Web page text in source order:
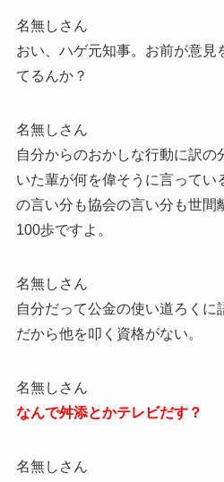
名無しさん
おい、ハゲ元知事。お前が意見
てるんか？
名無しさん
自分からのおかしな行動に訳の
いた輩が何を偉そうに言ってい
の言い分も協会の言い分も世間
100歩ですよ。
名無しさん
自分だって公金の使い道ろくに
だから他を叩く資格がない。
名無しさん
なんで舛添とかテレビだす？
名無しさん